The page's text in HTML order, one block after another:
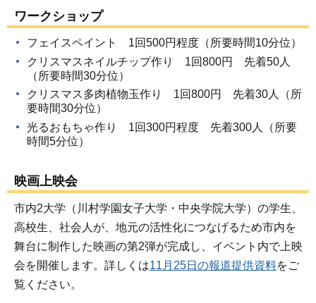
ワークショップ
フェイスペイント 1回500円程度（所要時間10分位）
クリスマスネイルチップ作り 1回800円 先着50人
（所要時間30分位）
クリスマス多肉植物玉作り 1回800円 先着30人（所
要時間30分位）
光るおもちゃ作り 1回300円程度 先着300人（所要
時間5分位）
映画上映会
市内2大学（川村学園女子大学・中央学院大学）の学生、
高校生、社会人が、地元の活性化につなげるため市内を
舞台に制作した映画の第2弾が完成し、イベント内で上映
会を開催します。詳しくは11月25日の報道提供資料をご
覧ください。